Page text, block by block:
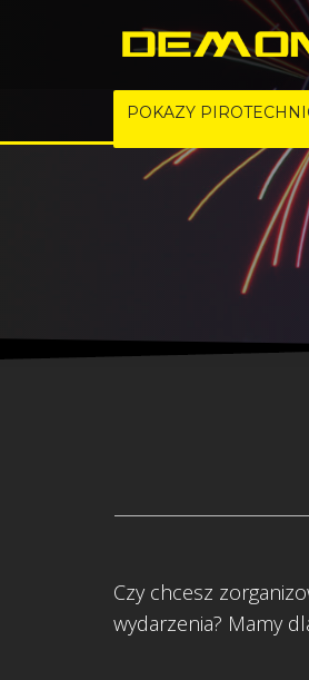
POKAZY
Czy chcesz
wydarzenia? Mamy